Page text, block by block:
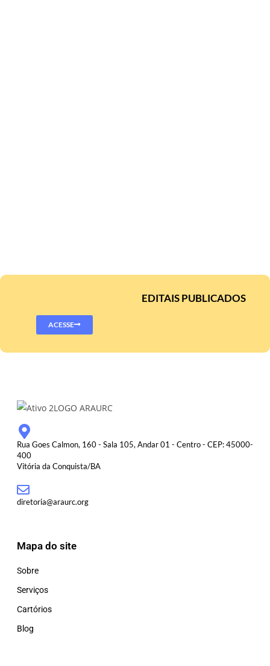
EDITAIS PUBLICADOS
ACESSE
Rua Goes Calmon, 160 - Sala 105, Andar 01 - Centro - CEP: 45000-
400
Vitória da Conquista/BA
diretoria@araurc.org
Mapa do site
Sobre
Serviços
Cartórios
Blog